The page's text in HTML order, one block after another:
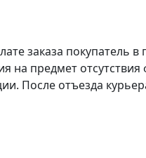
заказа покупатель в
на предмет отсутствия
После отъезда